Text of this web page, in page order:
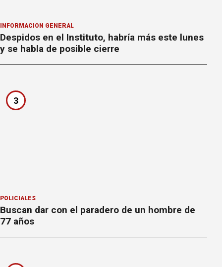
INFORMACION GENERAL
Despidos en el Instituto, habría más este lunes
y se habla de posible cierre
3
POLICIALES
Buscan dar con el paradero de un hombre de
77 años